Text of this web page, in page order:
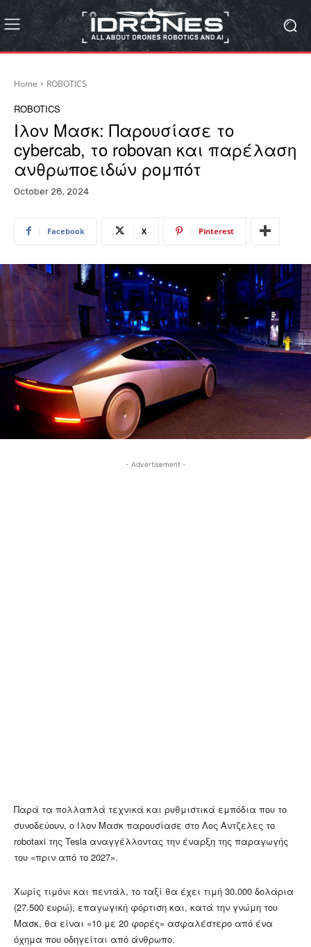
Home ROBOTICS
ROBOTICS
Ιλον Μασκ: Παρουσίασε το
cybercab, το robovan και παρέλαση
ανθρωποειδών ρομπότ
October 28, 2024
Facebook X Pinterest
- Advertisement -
Παρά τα πολλαπλά τεχνικά και ρυθμιστικά εμπόδια που το
συνοδεύουν, ο Ιλον Μασκ παρουσίασε στο Λος Αντζελες το
robotaxi της Tesla αναγγέλλοντας την έναρξη της παραγωγής
του «πριν από το 2027».
Χωρίς τιμόνι και πεντάλ, το ταξί θα έχει τιμή 30.000 δολάρια
(27.500 ευρώ), επαγωγική φόρτιση και, κατά την γνώμη του
Μασκ, θα είναι «10 με 20 φορές» ασφαλέστερο από ένα
όχημα που οδηγείται από άνθρωπο.